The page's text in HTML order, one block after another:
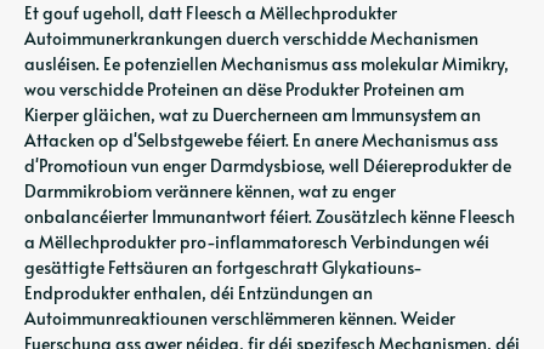
Et gouf ugeholl, datt Fleesch a Mëllechprodukter
Autoimmunerkrankungen duerch verschidde Mechanismen
ausléisen. Ee potenziellen Mechanismus ass molekular Mimikry,
wou verschidde Proteinen an dëse Produkter Proteinen am
Kierper gläichen, wat zu Duercherneen am Immunsystem an
Attacken op d'Selbstgewebe féiert. En anere Mechanismus ass
d'Promotioun vun enger Darmdysbiose, well Déiereprodukter de
Darmmikrobiom verännere kënnen, wat zu enger
onbalancéierter Immunantwort féiert. Zousätzlech kënne Fleesch
a Mëllechprodukter pro-inflammatoresch Verbindungen wéi
gesättigte Fettsäuren an fortgeschratt Glykatiouns-
Endprodukter enthalen, déi Entzündungen an
Autoimmunreaktiounen verschlëmmeren kënnen. Weider
Fuerschung ass awer néideg, fir déi spezifesch Mechanismen, déi